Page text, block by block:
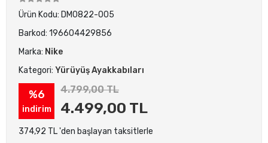
Ürün Kodu: DM0822-005
Barkod: 196604429856
Marka: Nike
Kategori: Yürüyüş Ayakkabıları
%6
indirim
4.799,00 TL
4.499,00 TL
374,92 TL 'den başlayan taksitlerle